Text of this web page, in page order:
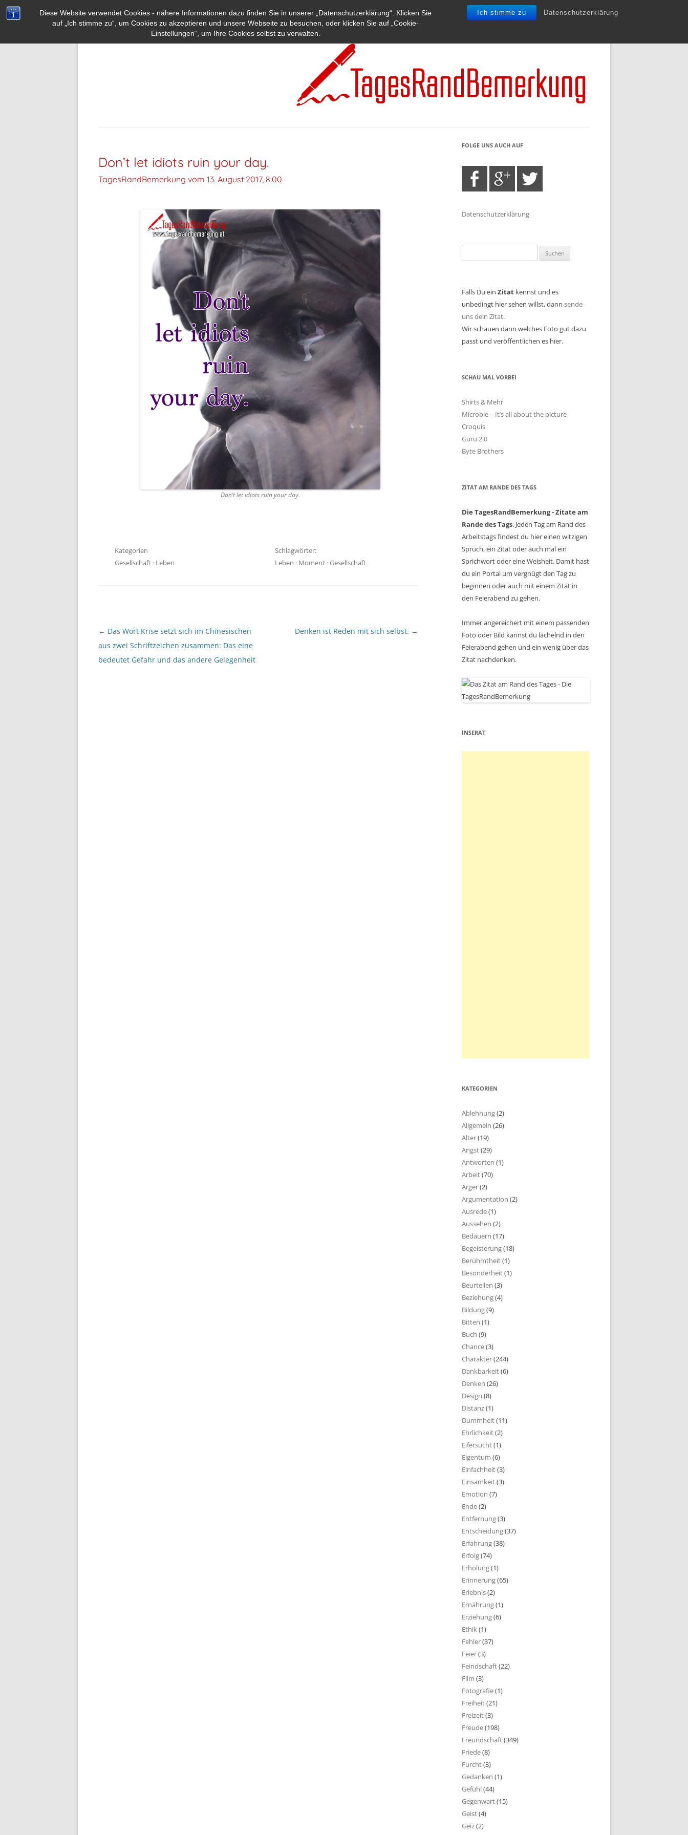
Diese Website verwendet Cookies - nähere Informationen dazu finden Sie in unserer „Datenschutzerklärung“. Klicken Sie
auf „Ich stimme zu“, um Cookies zu akzeptieren und unsere Webseite zu besuchen, oder klicken Sie auf „Cookie-
Einstellungen“, um Ihre Cookies selbst zu verwalten.
Ich stimme zu Datenschutzerklärung
Don’t let idiots ruin your day.
TagesRandBemerkung vom 13. August 2017, 8:00
Don’t let idiots ruin your day.
Kategorien
Gesellschaft · Leben
Schlagwörter:
Leben · Moment·Gesellschaft
Beitragsnavigation
← Das Wort Krise setzt sich im Chinesischen
aus zwei Schriftzeichen zusammen: Das eine
bedeutet Gefahr und das andere Gelegenheit
Denken ist Reden mit sich selbst. →
FOLGE UNS AUCH AUF
Datenschutzerklärung
nach:
Falls Du ein Zitat kennst und es
unbedingt hier sehen willst, dann sende
uns dein Zitat.
Wir schauen dann welches Foto gut dazu
passt und veröffentlichen es hier.
SCHAU MAL VORBEI
Shirts & Mehr
Microble – It’s all about the picture
Croquis
Guru 2.0
Byte Brothers
ZITAT AM RANDE DES TAGS
Die TagesRandBemerkung - Zitate am
Rande des Tags. Jeden Tag am Rand des
Arbeitstags findest du hier einen witzigen
Spruch, ein Zitat oder auch mal ein
Sprichwort oder eine Weisheit. Damit hast
du ein Portal um vergnügt den Tag zu
beginnen oder auch mit einem Zitat in
den Feierabend zu gehen.
Immer angereichert mit einem passenden
Foto oder Bild kannst du lächelnd in den
Feierabend gehen und ein wenig über das
Zitat nachdenken.
INSERAT
KATEGORIEN
Ablehnung(2)
Allgemein (26)
Alter(19)
Angst(29)
Antworten (1)
Arbeit(70)
Ärger(2)
Argumentation (2)
Ausrede(1)
Aussehen (2)
Bedauern (17)
Begeisterung(18)
Berühmtheit(1)
Besonderheit(1)
Beurteilen (3)
Beziehung(4)
Bildung(9)
Bitten (1)
Buch (9)
Chance(3)
Charakter(244)
Dankbarkeit(6)
Denken (26)
Design (8)
Distanz(1)
Dummheit(11)
Ehrlichkeit(2)
Eifersucht(1)
Eigentum (6)
Einfachheit(3)
Einsamkeit(3)
Emotion (7)
Ende(2)
Entfernung(3)
Entscheidung(37)
Erfahrung(38)
Erfolg(74)
Erholung(1)
Erinnerung(65)
Erlebnis(2)
Ernährung(1)
Erziehung(6)
Ethik(1)
Fehler(37)
Feier(3)
Feindschaft(22)
Film (3)
Fotografie(1)
Freiheit(21)
Freizeit(3)
Freude(198)
Freundschaft(349)
Friede(8)
Furcht(3)
Gedanken (1)
Gefühl(44)
Gegenwart(15)
Geist(4)
Geiz(2)